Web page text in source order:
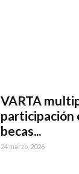
VARTA
participación
becas...
24 marzo, 2026